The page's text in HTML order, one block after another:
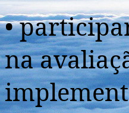
•
na